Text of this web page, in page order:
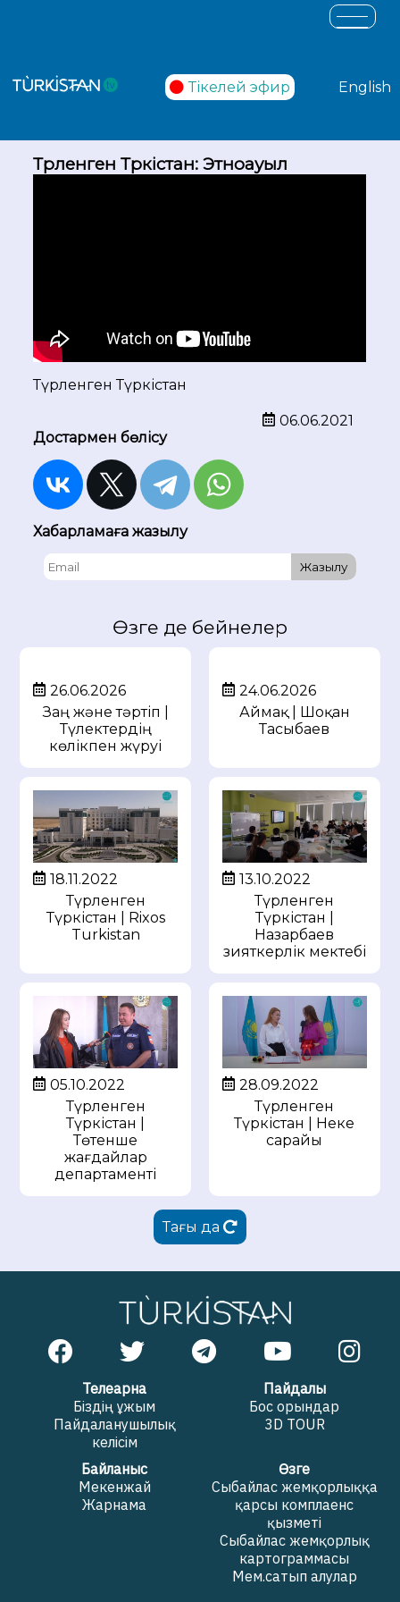
Тікелей эфир English
Түрленген Түркістан: Этноауыл
Түрленген Түркістан
06.06.2021
Достармен бөлісу
Хабарламаға жазылу
Жазылу
Өзге де бейнелер
26.06.2026
Заң және тәртіп |
Түлектердің
көлікпен жүруі
24.06.2026
Аймақ | Шоқан
Тасыбаев
18.11.2022
Түрленген
Түркістан | Rixos
Turkistan
13.10.2022
Түрленген
Түркістан |
Назарбаев
зияткерлік мектебі
05.10.2022
Түрленген
Түркістан |
Төтенше
жағдайлар
департаменті
28.09.2022
Түрленген
Түркістан | Неке
сарайы
Тағы да
Телеарна
Біздің ұжым
Пайдаланушылық
келісім
Пайдалы
Бос орындар
3D TOUR
Байланыс
Мекенжай
Жарнама
Өзге
Сыбайлас жемқорлыққа
қарсы комплаенс
қызметі
Сыбайлас жемқорлық
картограммасы
Мем.сатып алулар